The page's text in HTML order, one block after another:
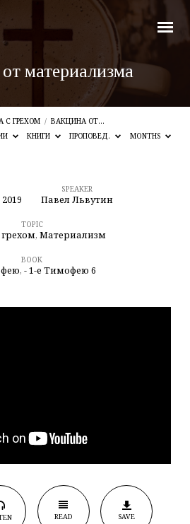
материализма
С ГРЕХОМ / ВАКЦИНА ОТ…
КНИГИ ПРОПОВЕД. MONTHS
SPEAKER
Павел Львутин
TOPIC
, Материализм
BOOK
, - 1-е Тимофею 6
READ SAVE